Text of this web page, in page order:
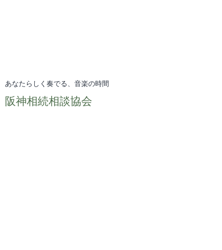
あなたらしく奏でる、音楽の時間
阪神相続相談協会